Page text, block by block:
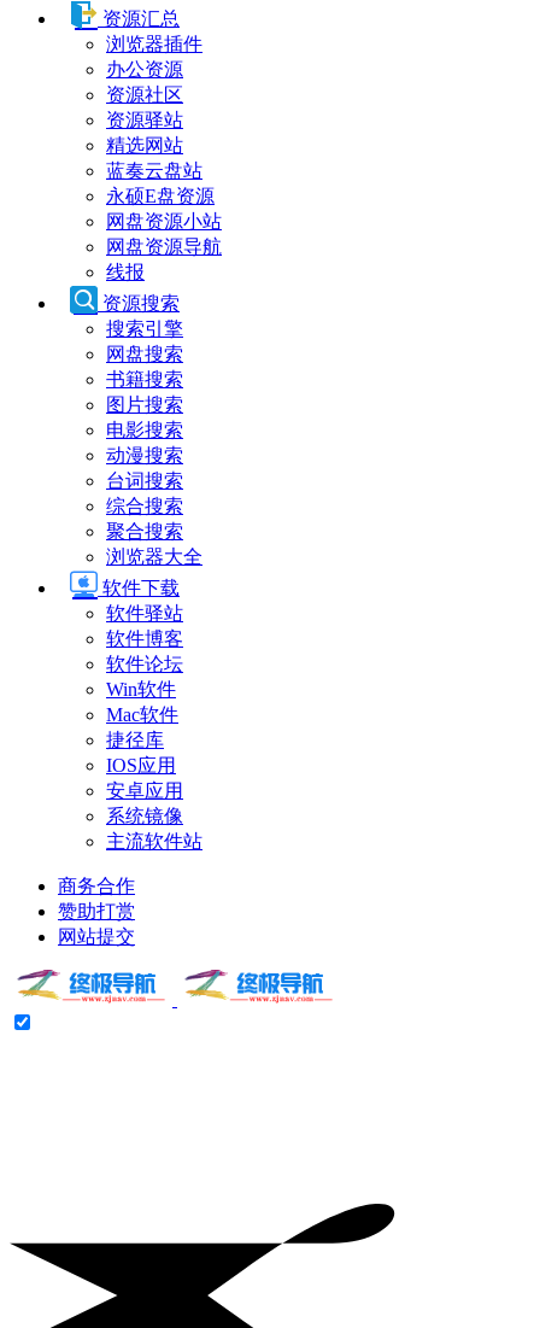
资源汇总
浏览器插件
办公资源
资源社区
资源驿站
精选网站
蓝奏云盘站
永硕E盘资源
网盘资源小站
网盘资源导航
线报
资源搜索
搜索引擎
网盘搜索
书籍搜索
图片搜索
电影搜索
动漫搜索
台词搜索
综合搜索
聚合搜索
浏览器大全
软件下载
软件驿站
软件博客
软件论坛
Win软件
Mac软件
捷径库
IOS应用
安卓应用
系统镜像
主流软件站
商务合作
赞助打赏
网站提交